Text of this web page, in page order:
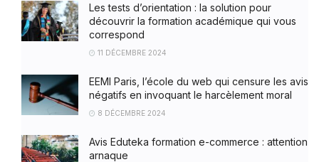
Les tests d’orientation : la solution pour
découvrir la formation académique qui vous
correspond
11 DÉCEMBRE 2024
EEMI Paris, l’école du web qui censure les avis
négatifs en invoquant le harcèlement moral
8 DÉCEMBRE 2024
Avis Eduteka formation e-commerce : attention
arnaque